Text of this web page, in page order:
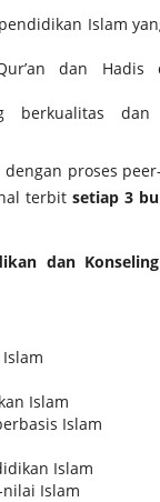
Islam
dan
berkualitas dan
proses
terbit setiap 3
dan
Islam
Islam
Islam
Islam